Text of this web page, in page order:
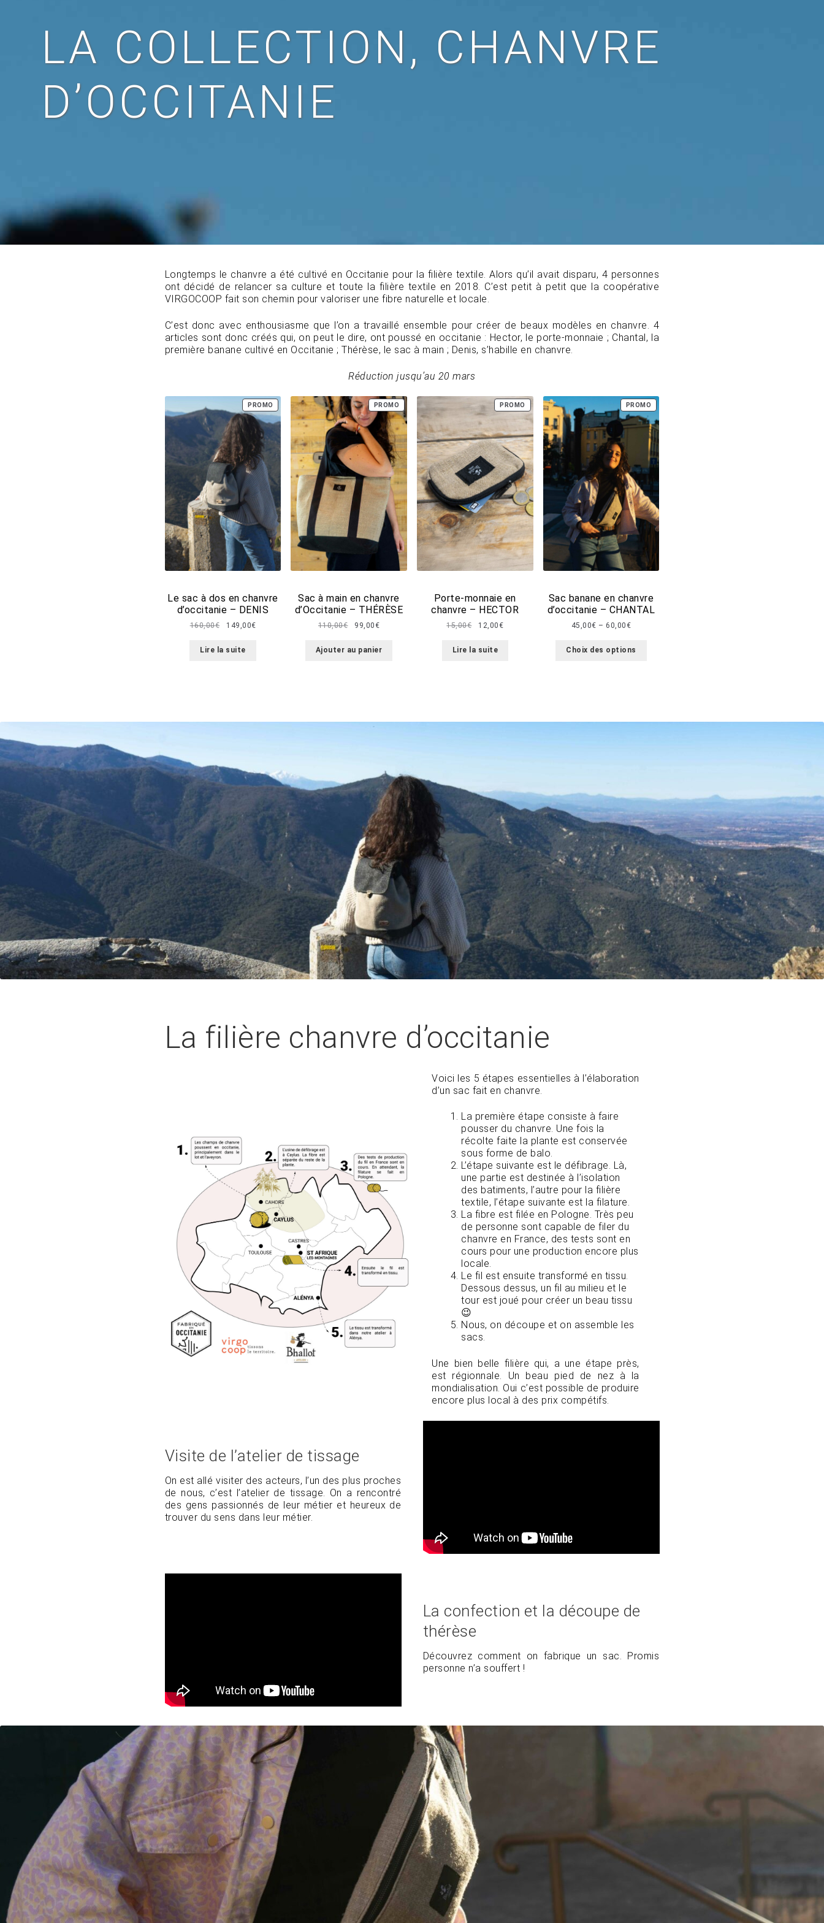
LA COLLECTION, CHANVRE
D’OCCITANIE
Longtemps le chanvre a été cultivé en Occitanie pour la filière textile. Alors qu’il avait disparu, 4 personnes
ont décidé de relancer sa culture et toute la filière textile en 2018. C’est petit à petit que la coopérative
VIRGOCOOP fait son chemin pour valoriser une fibre naturelle et locale.
C’est donc avec enthousiasme que l’on a travaillé ensemble pour créer de beaux modèles en chanvre. 4
articles sont donc créés qui, on peut le dire, ont poussé en occitanie : Hector, le porte-monnaie ; Chantal, la
première banane cultivé en Occitanie ; Thérèse, le sac à main ; Denis, s’habille en chanvre.
Réduction jusqu’au 20 mars
PROMO PRODUIT
EN
PROMOTION
Le sac à dos en chanvre
d’occitanie – DENIS
160,00€
Le
était :
149,00€Le
Lire la suite
PROMO
EN
PROMOTION
Sac à main en chanvre
d’Occitanie – THÉRÈSE
110,00€
Le
était :
99,00€Le
est :
Ajouter au panier
PROMO PRODUIT
EN
PROMOTION
Porte-monnaie en
chanvre – HECTOR
15,00€
Le
était :
12,00€Le
Lire la suite
PROMO
EN
PROMOTION
Sac banane en chanvre
d’occitanie – CHANTAL
45,00€ – 60,00€
Choix des options
La filière chanvre d’occitanie
Voici les 5 étapes essentielles à l’élaboration
d’un sac fait en chanvre.
La première étape consiste à faire
pousser du chanvre. Une fois la
récolte faite la plante est conservée
sous forme de balo.
L’étape suivante est le défibrage. Là,
une partie est destinée à l’isolation
des batiments, l’autre pour la filière
textile, l’étape suivante est la filature.
La fibre est filée en Pologne. Très peu
de personne sont capable de filer du
chanvre en France, des tests sont en
cours pour une production encore plus
locale.
Le fil est ensuite transformé en tissu.
Dessous dessus, un fil au milieu et le
tour est joué pour créer un beau tissu
😉
Nous, on découpe et on assemble les
sacs.
Une bien belle filière qui, a une étape près,
est régionnale. Un beau pied de nez à la
mondialisation. Oui c’est possible de produire
encore plus local à des prix compétifs.
Visite de l’atelier de tissage
On est allé visiter des acteurs, l’un des plus proches
de nous, c’est l’atelier de tissage. On a rencontré
des gens passionnés de leur métier et heureux de
trouver du sens dans leur métier.
La confection et la découpe de
thérèse
Découvrez comment on fabrique un sac. Promis
personne n’a souffert !